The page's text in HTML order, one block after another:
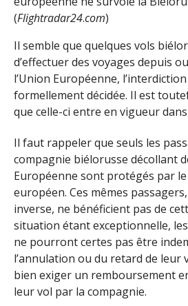
(Flightradar24.com)
Il semble que quelques vols
d’effectuer des voyages depuis
l’Union Européenne,
formellement décidée. Il est
que celle-ci entre en vigueur
Il faut rappeler que seuls les
compagnie biélorusse décollant
Européenne sont protégés par
européen. Ces mêmes
inverse, ne bénéficient pas de
situation étant exceptionnelle,
ne pourront certes pas être
l’annulation ou du retard de leur
bien exiger un remboursement
leur vol par la compagnie.